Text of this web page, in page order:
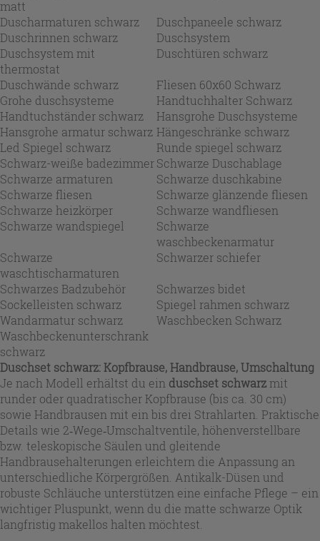
matt
Duscharmaturen schwarz
Duschpaneele schwarz
Duschrinnen schwarz
Duschsystem
Duschsystem mit
thermostat
Duschtüren schwarz
Duschwände schwarz
Fliesen 60x60 Schwarz
Grohe duschsysteme
Handtuchhalter Schwarz
Handtuchständer schwarz
Hansgrohe Duschsysteme
Hansgrohe armatur schwarz Hängeschränke schwarz
Led Spiegel schwarz
Runde spiegel schwarz
Schwarz-weiße badezimmerSchwarze Duschablage
Schwarze armaturen
Schwarze duschkabine
Schwarze fliesen
Schwarze glänzende fliesen
Schwarze heizkörper
Schwarze wandfliesen
Schwarze wandspiegel
Schwarze
waschbeckenarmatur
Schwarze
waschtischarmaturen
Schwarzer schiefer
Schwarzes Badzubehör
Schwarzes bidet
Sockelleisten schwarz
Spiegel rahmen schwarz
Wandarmatur schwarz
Waschbecken Schwarz
Waschbeckenunterschrank
schwarz
Duschset schwarz: Kopfbrause, Handbrause, Umschaltung
Je nach Modell erhältst du ein duschset schwarzmit
runder oder quadratischer Kopfbrause (bis ca. 30 cm)
sowie Handbrausen mit ein bis drei Strahlarten. Praktische
Details wie 2‑Wege‑Umschaltventile, höhenverstellbare
bzw. teleskopische Säulen und gleitende
Handbrausehalterungen erleichtern die Anpassung an
unterschiedliche Körpergrößen. Antikalk-Düsen und
robuste Schläuche unterstützen eine einfache Pflege – ein
wichtiger Pluspunkt, wenn du die matte schwarze Optik
langfristig makellos halten möchtest.